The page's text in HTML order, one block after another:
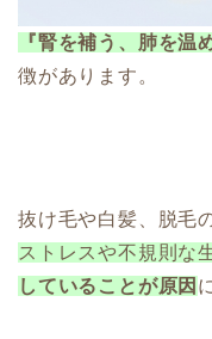
『腎を補う、肺を温
徴があります。
抜け毛や白髪、脱毛
ストレスや不規則な
していることが原因